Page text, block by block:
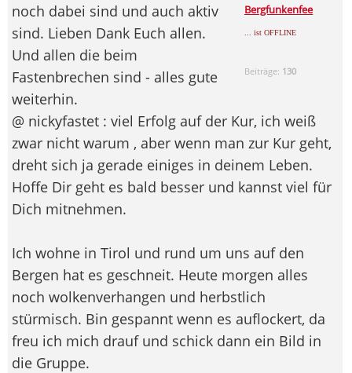
Bergfunkenfee
... ist OFFLINE
Beiträge: 130
noch dabei sind und auch aktiv
sind. Lieben Dank Euch allen.
Und allen die beim
Fastenbrechen sind - alles gute
weiterhin.
@ nickyfastet : viel Erfolg auf der Kur, ich weiß
zwar nicht warum , aber wenn man zur Kur geht,
dreht sich ja gerade einiges in deinem Leben.
Hoffe Dir geht es bald besser und kannst viel für
Dich mitnehmen.
Ich wohne in Tirol und rund um uns auf den
Bergen hat es geschneit. Heute morgen alles
noch wolkenverhangen und herbstlich
stürmisch. Bin gespannt wenn es auflockert, da
freu ich mich drauf und schick dann ein Bild in
die Gruppe.